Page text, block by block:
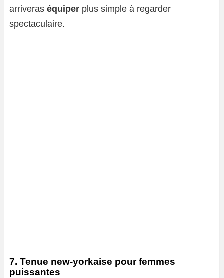
arriveras équiper plus simple à regarder
spectaculaire.
7. Tenue new-yorkaise pour femmes
puissantes